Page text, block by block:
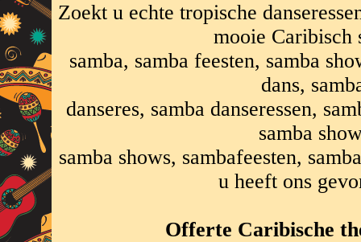
Zoekt u echte tropische
mooie Caribisch
samba, samba feesten, samba
dans,
danseres, samba danseressen,
samba
samba shows, sambafeesten,
u heeft ons
Offerte Caribische